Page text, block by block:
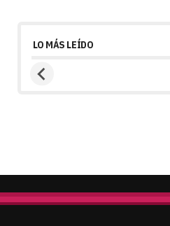
LO MÁS LEÍDO